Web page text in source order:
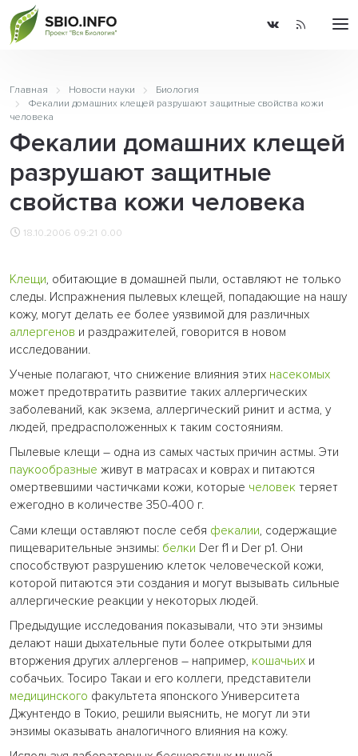
Главная Новости науки
Биология
Фекалии домашних клещей разрушают защитные свойства кожи
человека
Фекалии домашних клещей
разрушают защитные
свойства кожи человека
18.10.2006 09:21 0.00
Клещи, обитающие в домашней пыли, оставляют не только
следы. Испражнения пылевых клещей, попадающие на нашу
кожу, могут делать ее более уязвимой для различных
аллергенов и раздражителей, говорится в новом
исследовании.
Ученые полагают, что снижение влияния этих насекомых
может предотвратить развитие таких аллергических
заболеваний, как экзема, аллергический ринит и астма, у
людей, предрасположенных к таким состояниям.
Пылевые клещи – одна из самых частых причин астмы. Эти
паукообразные живут в матрасах и коврах и питаются
омертвевшими частичками кожи, которые человек теряет
ежегодно в количестве 350-400 г.
Сами клещи оставляют после себя фекалии, содержащие
пищеварительные энзимы: белки Der f1 и Der p1. Они
способствуют разрушению клеток человеческой кожи,
которой питаются эти создания и могут вызывать сильные
аллергические реакции у некоторых людей.
Предыдущие исследования показывали, что эти энзимы
делают наши дыхательные пути более открытыми для
вторжения других аллергенов – например, кошачьих и
собачьих. Тосиро Такаи и его коллеги, представители
медицинского факультета японского Университета
Джунтендо в Токио, решили выяснить, не могут ли эти
энзимы оказывать аналогичного влияния на кожу.